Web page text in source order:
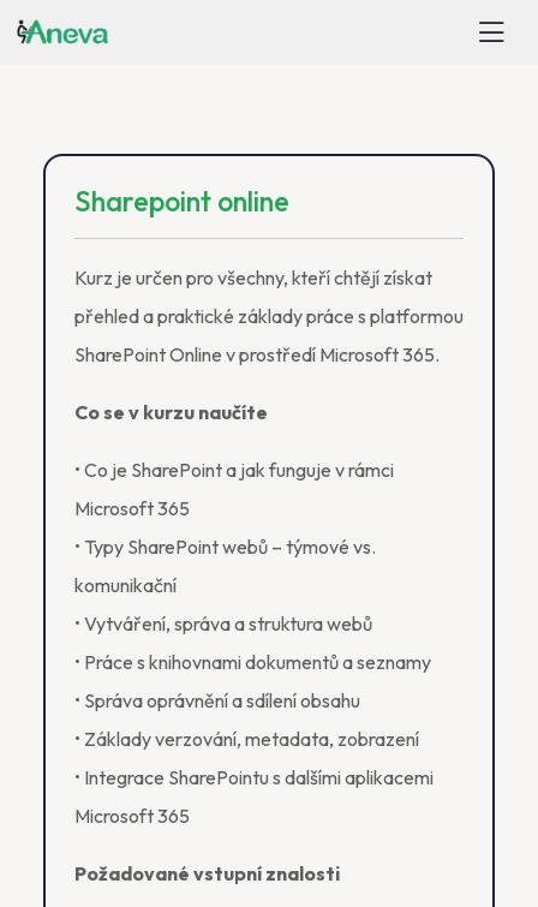
Sharepoint online
Kurz je určen pro všechny, kteří chtějí získat
přehled a praktické základy práce s platformou
SharePoint Online v prostředí Microsoft 365.
Co se v kurzu naučíte
• Co je SharePoint a jak funguje v rámci
Microsoft 365
• Typy SharePoint webů – týmové vs.
komunikační
• Vytváření, správa a struktura webů
• Práce s knihovnami dokumentů a seznamy
• Správa oprávnění a sdílení obsahu
• Základy verzování, metadata, zobrazení
• Integrace SharePointu s dalšími aplikacemi
Microsoft 365
Požadované vstupní znalosti